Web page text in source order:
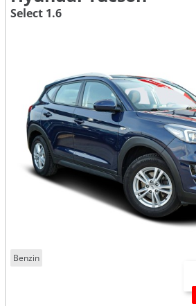
Select 1.6
Benzin